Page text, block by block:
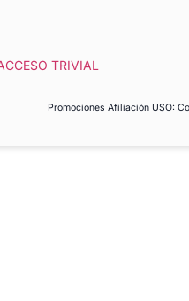
TRIVIAL